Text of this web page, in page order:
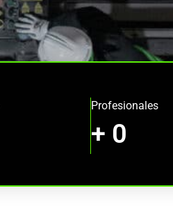
Profesionales
+ 0